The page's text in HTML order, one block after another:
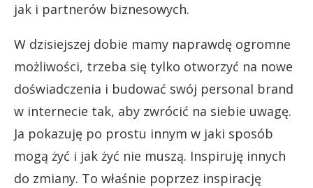
jak i partnerów biznesowych.
W dzisiejszej dobie mamy naprawdę ogromne
możliwości, trzeba się tylko otworzyć na nowe
doświadczenia i budować swój personal brand
w internecie tak, aby zwrócić na siebie uwagę.
Ja pokazuję po prostu innym w jaki sposób
mogą żyć i jak żyć nie muszą. Inspiruję innych
do zmiany. To właśnie poprzez inspirację